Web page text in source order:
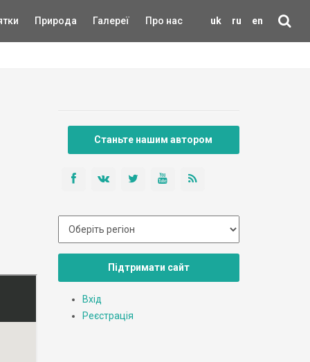
uk ru en
Природа Галереї Про нас
Станьте нашим автором
Підтримати сайт
Вхід
Реєстрація